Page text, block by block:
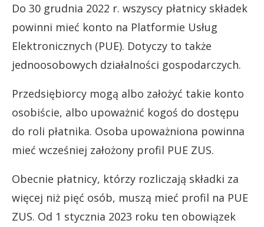
Do 30 grudnia 2022 r. wszyscy płatnicy składek
powinni mieć konto na Platformie Usług
Elektronicznych (PUE). Dotyczy to także
jednoosobowych działalności gospodarczych.
Przedsiębiorcy mogą albo założyć takie konto
osobiście, albo upoważnić kogoś do dostępu
do roli płatnika. Osoba upoważniona powinna
mieć wcześniej założony profil PUE ZUS.
Obecnie płatnicy, którzy rozliczają składki za
więcej niż pięć osób, muszą mieć profil na PUE
ZUS. Od 1 stycznia 2023 roku ten obowiązek